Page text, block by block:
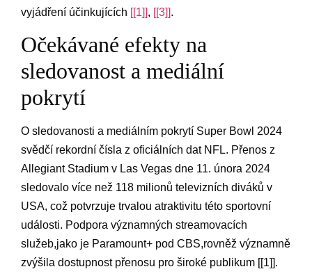
‍vyjádření účinkujících‌ [[1]],‌ [[3]].
Očekávané efekty na
sledovanost a ​mediální
pokrytí
O ‌sledovanosti a mediálním pokrytí Super⁢ Bowl 2024
svědčí rekordní čísla ‍z⁣ oficiálních dat NFL.⁢ Přenos z
Allegiant​ Stadium v Las Vegas dne 11. února 2024
‌sledovalo ⁣více než 118 milionů televizních diváků v
USA, což potvrzuje ‌trvalou atraktivitu‍ této sportovní
události. Podpora významných streamovacích
služeb,jako je Paramount+‍ pod CBS,rovněž významně
zvýšila dostupnost přenosu pro široké publikum [[1]].